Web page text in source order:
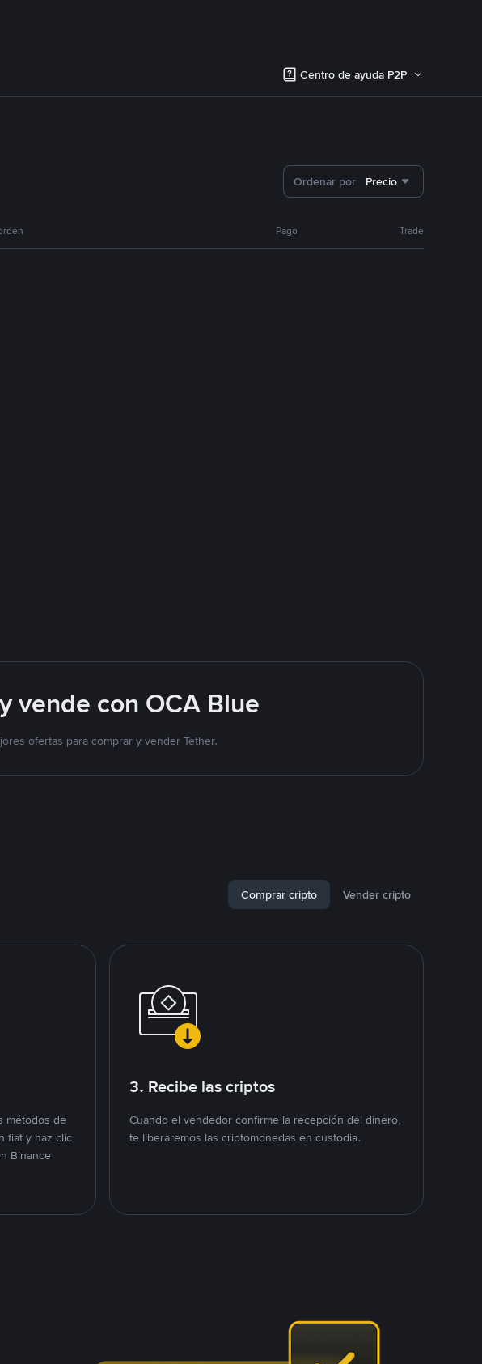
Centro de ayuda P2P
Ordenar por Precio
Pago Trade
vende con OCA Blue
ofertas para comprar y vender Tether.
Comprar cripto Vender cripto
métodos de
fiat y haz clic
Binance
3. Recibe las criptos
Cuando el vendedor confirme la recepción del dinero,
te liberaremos las criptomonedas en custodia.